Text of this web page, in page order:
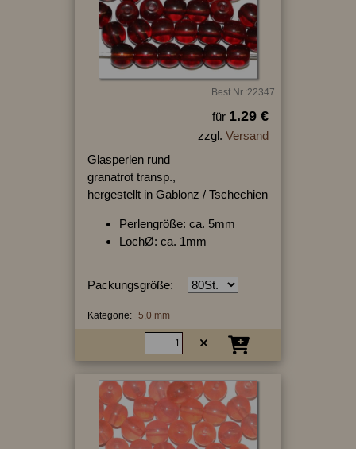
Best.Nr.:22347
für 1.29 €
zzgl. Versand
Glasperlen rund
granatrot transp.,
hergestellt in Gablonz / Tschechien
Perlengröße: ca. 5mm
LochØ: ca. 1mm
Packungsgröße:
Kategorie: 5,0 mm